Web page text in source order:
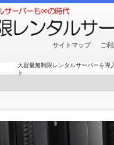
サイトマップ ご
大容量無制限レンタルサーバーを導
ト